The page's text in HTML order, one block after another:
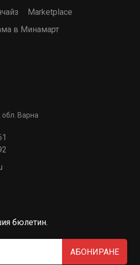
Marketplace
в Минамарт
обл. Варна
бюлетин.
АБОНИРАНЕ